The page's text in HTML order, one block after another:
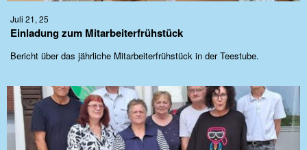
Juli 21, 25
Einladung zum Mitarbeiterfrühstück
Bericht über das jährliche Mitarbeiterfrühstück in der Teestube.